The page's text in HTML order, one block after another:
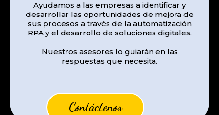
Ayudamos a las empresas a identificar y
desarrollar las oportunidades de mejora de
sus procesos a través de la automatización
RPA y el desarrollo de soluciones digitales.
Nuestros asesores lo guiarán en las
respuestas que necesita.
Contáctenos